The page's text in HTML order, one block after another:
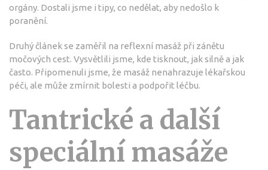
orgány. Dostali jsme i tipy, co nedělat, aby nedošlo k
poranění.
Druhý článek se zaměřil na reflexní masáž při zánětu
močových cest. Vysvětlili jsme, kde tisknout, jak silně a jak
často. Připomenuli jsme, že masáž nenahrazuje lékařskou
péči, ale může zmírnit bolesti a podpořit léčbu.
Tantrické a další
speciální masáže